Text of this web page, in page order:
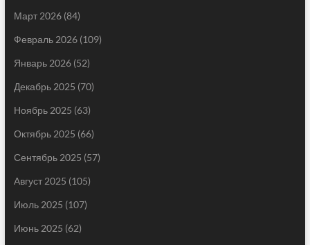
Март 2026(84)
Февраль 2026(109)
Январь 2026(52)
Декабрь 2025 (70)
Ноябрь 2025 (63)
Октябрь 2025 (66)
Сентябрь 2025 (57)
Август 2025 (105)
Июль 2025 (107)
Июнь 2025 (62)